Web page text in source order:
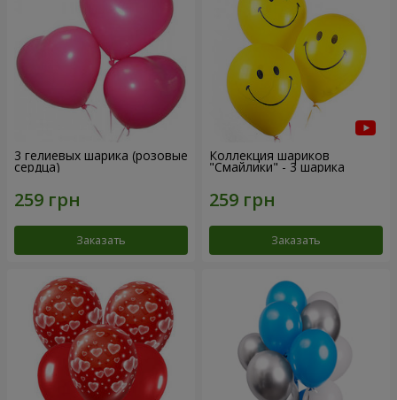
3 гелиевых шарика (розовые
сердца)
Заказать
Коллекция шариков
"Смайлики" - 3 шарика
Заказать